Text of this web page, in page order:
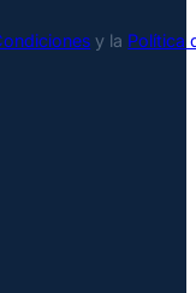
y la Política